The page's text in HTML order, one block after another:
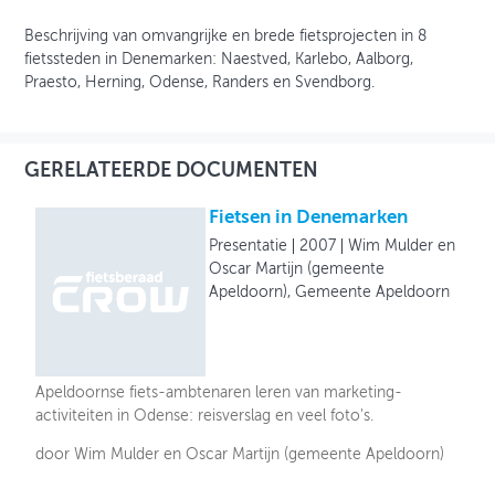
Beschrijving van omvangrijke en brede fietsprojecten in 8
fietssteden in Denemarken: Naestved, Karlebo, Aalborg,
Praesto, Herning, Odense, Randers en Svendborg.
GERELATEERDE DOCUMENTEN
Fietsen in Denemarken
Presentatie 2007
Wim Mulder en
Oscar Martijn (gemeente
Apeldoorn), Gemeente Apeldoorn
Apeldoornse fiets-ambtenaren leren van marketing-
activiteiten in Odense: reisverslag en veel foto's.
door Wim Mulder en Oscar Martijn (gemeente Apeldoorn)